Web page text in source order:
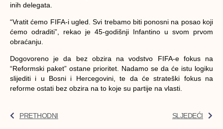
inih delegata.
“Vratit ćemo FIFA-i ugled. Svi trebamo biti ponosni na posao koji
ćemo odraditi”, rekao je 45-godišnji Infantino u svom prvom
obraćanju.
Dogovoreno je da bez obzira na vodstvo FIFA-e fokus na
“Reformski paket” ostane prioritet. Nadamo se da će istu logiku
slijediti i u Bosni i Hercegovini, te da će strateški fokus na
reforme ostati bez obzira na to koje su partije na vlasti.
PRETHODNI SLJEDEĆI